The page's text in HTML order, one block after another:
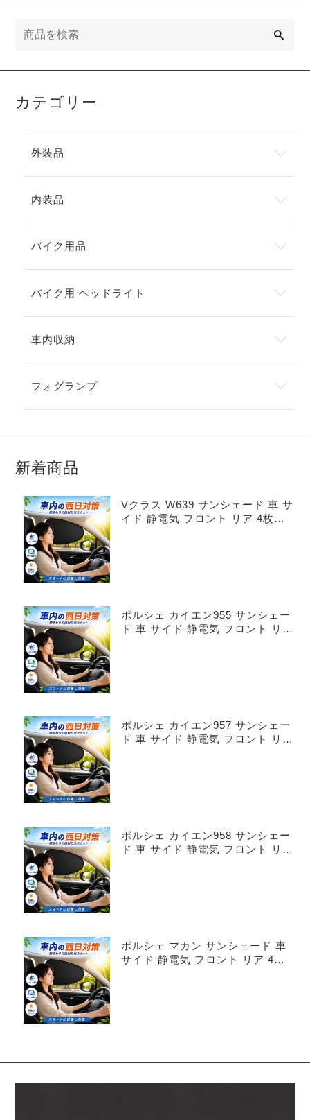
カテゴリー
外装品
内装品
バイク用品
バイク用 ヘッドライト
車内収納
フォグランプ
新着商品
Vクラス W639 サンシェード 車 サ
イド 静電気 フロント リア 4枚セ
ポルシェ カイエン955 サンシェー
ド 車 サイド 静電気 フロント リア
ポルシェ カイエン957 サンシェー
ド 車 サイド 静電気 フロント リア
ポルシェ カイエン958 サンシェー
ド 車 サイド 静電気 フロント リア
ポルシェ マカン サンシェード 車
サイド 静電気 フロント リア 4枚